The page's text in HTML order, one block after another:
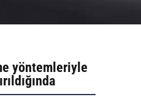
yöntemleriyle